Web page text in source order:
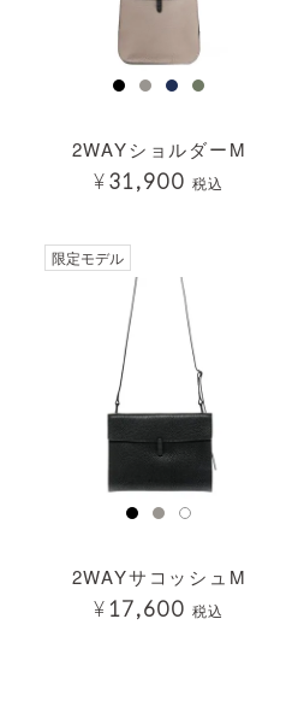
2WAYショルダーM
¥31,900 税込
限定モデル
2WAYサコッシュM
¥ 17,600 税込